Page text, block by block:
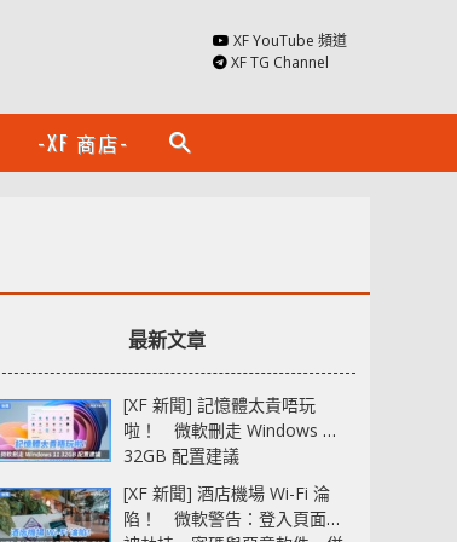
XF YouTube 頻道
XF TG Channel
-XF 商店- search
最新文章
[XF 新聞] 記憶體太貴唔玩
啦！ 微軟刪走 Windows 11
32GB 配置建議
[XF 新聞] 酒店機場 Wi-Fi 淪
陷！ 微軟警告：登入頁面可